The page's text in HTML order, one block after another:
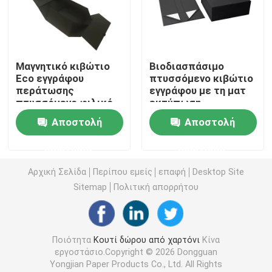
Κουτί από χαρτόνι πολυτέλειας
Κουτί συσκευασίας χάρτινου σωλήνα
πτυσσόμενο κιβώτιο εγγράφου
Συσκευάζοντας κιβώτιο τσιγάρων
Κουτί συσκευασίας Vape
Ζαρωμένο κουτί από χαρτόνι
Μαγνητικό κιβώτιο
Eco εγγράφου
περάτωσης
πτυσσόμενο φιλικό
με την εκτύπωση
CMYK Pantone
Αποστολή
Βιοδιασπάσιμο
πτυσσόμενο κιβώτιο
εγγράφου με τη ματ
εκτύπωση
αποτύπωσης σε
ανάγλυφο
ελασματοποίησης
Αποστολή
Αρχική Σελίδα Περίπου εμείς επαφή
Desktop Site
Sitemap
Πολιτική απορρήτου
Ποιότητα Κουτί δώρου από χαρτόνι Κίνα
εργοστάσιο.Copyright © 2026 Dongguan
Yongjian Paper Products Co., Ltd. All Rights